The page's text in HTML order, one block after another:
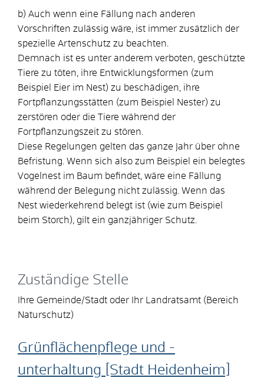
b) Auch wenn eine Fällung nach anderen
Vorschriften zulässig wäre, ist immer zusätzlich der
spezielle Artenschutz zu beachten.
Demnach ist es unter anderem verboten, geschützte
Tiere zu töten, ihre Entwicklungsformen (zum
Beispiel Eier im Nest) zu beschädigen, ihre
Fortpflanzungsstätten (zum Beispiel Nester) zu
zerstören oder die Tiere während der
Fortpflanzungszeit zu stören.
Diese Regelungen gelten das ganze Jahr über ohne
Befristung. Wenn sich also zum Beispiel ein belegtes
Vogelnest im Baum befindet, wäre eine Fällung
während der Belegung nicht zulässig. Wenn das
Nest wiederkehrend belegt ist (wie zum Beispiel
beim Storch) , gilt ein ganzjähriger Schutz.
Zuständige Stelle
Ihre Gemeinde/Stadt oder Ihr Landratsamt (Bereich
Naturschutz)
Grünflächenpflege und -
unterhaltung [Stadt Heidenheim]